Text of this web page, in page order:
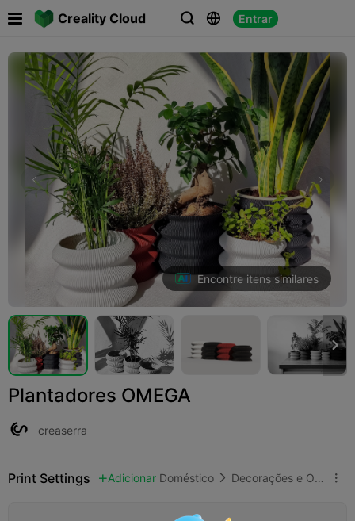
Creality Cloud   Entrar
 
Encontre itens similares

Plantadores OMEGA
creaserra
Print Settings  Adicionar Doméstico  Decorações e Ornamentos para Casa 